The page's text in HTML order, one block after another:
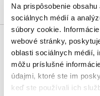
Na prispôsobenie
sociálnych médií a
súbory cookie.
webové stránky,
oblasti sociálnych médií,
môžu príslušné
údajmi, ktoré ste im
keď ste používali ich
JOIN
ON